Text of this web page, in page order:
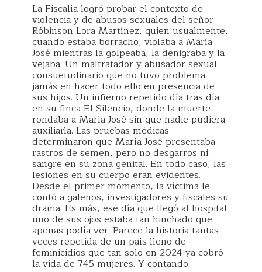
La Fiscalía logró probar el contexto de
violencia y de abusos sexuales del señor
Róbinson Lora Martínez, quien usualmente,
cuando estaba borracho, violaba a María
José mientras la golpeaba, la denigraba y la
vejaba. Un maltratador y abusador sexual
consuetudinario que no tuvo problema
jamás en hacer todo ello en presencia de
sus hijos. Un infierno repetido día tras día
en su finca El Silencio, donde la muerte
rondaba a María José sin que nadie pudiera
auxiliarla. Las pruebas médicas
determinaron que María José presentaba
rastros de semen, pero no desgarros ni
sangre en su zona genital. En todo caso, las
lesiones en su cuerpo eran evidentes.
Desde el primer momento, la víctima le
contó a galenos, investigadores y fiscales su
drama. Es más, ese día que llegó al hospital
uno de sus ojos estaba tan hinchado que
apenas podía ver. Parece la historia tantas
veces repetida de un país lleno de
feminicidios que tan solo en 2024 ya cobró
la vida de 745 mujeres. Y contando.